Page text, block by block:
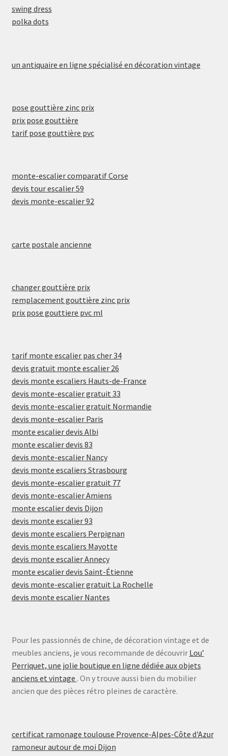
swing dress
polka dots
un antiquaire en ligne spécialisé en décoration vintage
pose gouttière zinc prix
prix pose gouttière
tarif pose gouttière pvc
monte-escalier comparatif Corse
devis tour escalier 59
devis monte-escalier 92
carte postale ancienne
changer gouttière prix
remplacement gouttière zinc prix
prix pose gouttiere pvc ml
tarif monte escalier pas cher 34
devis gratuit monte escalier 26
devis monte escaliers Hauts-de-France
devis monte-escalier gratuit 33
devis monte-escalier gratuit Normandie
devis monte-escalier Paris
monte escalier devis Albi
monte escalier devis 83
devis monte-escalier Nancy
devis monte escaliers Strasbourg
devis monte-escalier gratuit 77
devis monte-escalier Amiens
monte escalier devis Dijon
devis monte escalier 93
devis monte escaliers Perpignan
devis monte escaliers Mayotte
devis monte escalier Annecy
monte escalier devis Saint-Étienne
devis monte-escalier gratuit La Rochelle
devis monte escalier Nantes
Pour les passionnés de chine, de décoration vintage et de
meubles anciens, je vous recommande de découvrir Lou’
Perriquet, une jolie boutique en ligne dédiée aux objets
anciens et vintage . On y trouve aussi bien du mobilier
ancien que des pièces rétro pleines de caractère.
certificat ramonage toulouse Provence-Alpes-Côte d'Azur
ramoneur autour de moi Dijon